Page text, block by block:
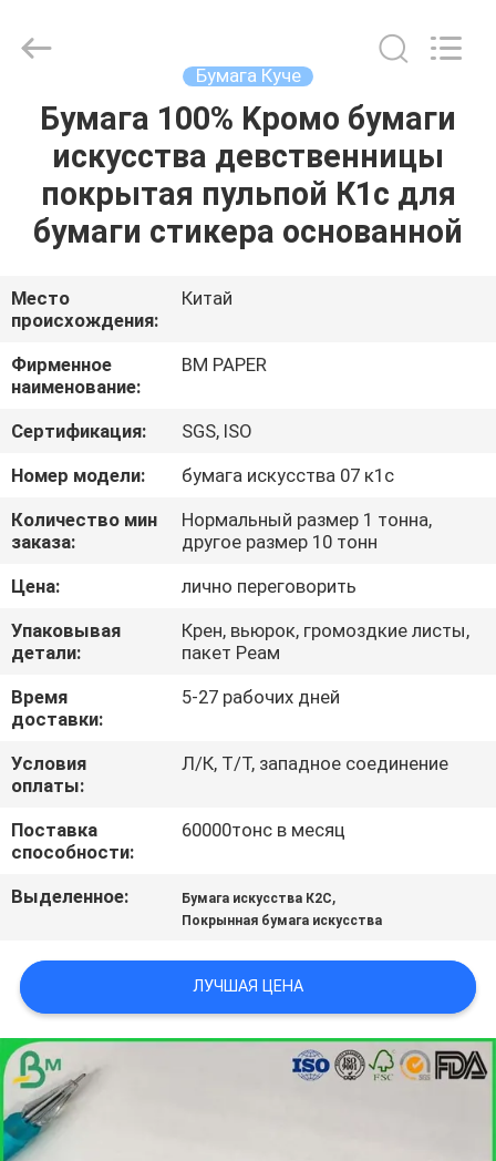
ДОМОЙ
ПРОДУКТЫ
НАС
ЭКСКУРСИЯ
ПО
ЗАВОДУ
КОНТРОЛЬ
КАЧЕСТВА
СВЯЖИТЕСЬ
С
НАМИ
НОВОСТИ
СЛУЧАИ
КАРТА
ПОЛИТИКА
КОНФИДЕНЦИАЛЬНОСТИ
CO.,LTD.
Бумага Куче
Бумага 100% Kромо бумаги
искусства девственницы
покрытая пульпой К1с для
бумаги стикера основанной
Место
происхождения:
Китай
Фирменное
наименование:
BM PAPER
Сертификация:
SGS, ISO
Номер модели:
бумага искусства 07 к1с
Количество мин
заказа:
Нормальный размер 1 тонна,
другое размер 10 тонн
Цена:
лично переговорить
Упаковывая
детали:
Крен, вьюрок, громоздкие листы,
пакет Реам
Время
доставки:
5-27 рабочих дней
Условия
оплаты:
Л/К, Т/Т, западное соединение
Поставка
способности:
60000тонс в месяц
Выделенное: Бумага искусства К2С,
Покрынная бумага искусства
ЛУЧШАЯ ЦЕНА